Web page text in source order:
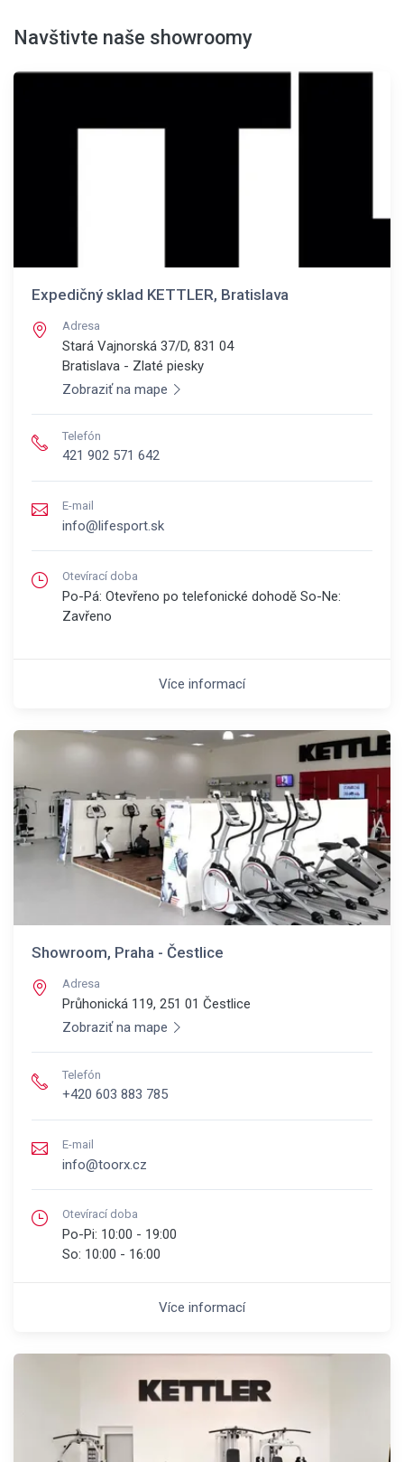
Navštivte naše showroomy
Expedičný sklad KETTLER, Bratislava
Adresa
Stará Vajnorská 37/D, 831 04
Bratislava - Zlaté piesky
Zobraziť na mape
Telefón
421 902 571 642
E-mail
info@lifesport.sk
Otevírací doba
Po-Pá: Otevřeno po telefonické dohodě So-Ne:
Zavřeno
Více informací
Showroom, Praha - Čestlice
Adresa
Průhonická 119, 251 01 Čestlice
Zobraziť na mape
Telefón
+420 603 883 785
E-mail
info@toorx.cz
Otevírací doba
Po-Pi: 10:00 - 19:00
So: 10:00 - 16:00
Více informací